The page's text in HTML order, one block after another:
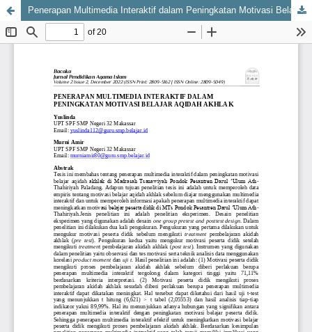
Penerapan Multimedia Interaktif dalam Peningkatan Motivasi Belajar Aqidah Akhlak